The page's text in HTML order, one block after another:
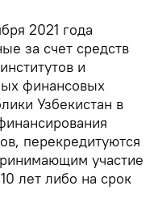
2021 года
за счет средств
и
финансовых
Узбекистан в
перекредитуются
участие
лет либо на срок